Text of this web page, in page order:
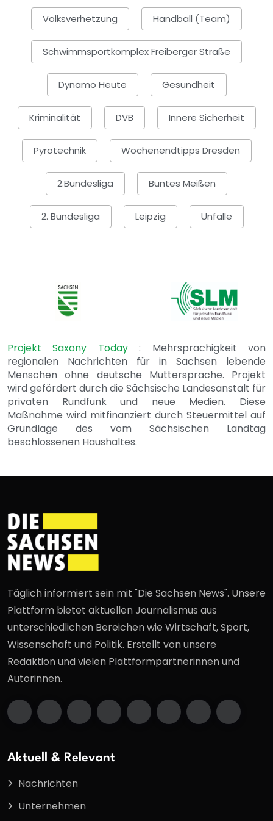
Volksverhetzung Handball (Team)
Schwimmsportkomplex Freiberger Straße
Dynamo Heute Gesundheit
Kriminalität DVB Innere Sicherheit
Pyrotechnik Wochenendtipps Dresden
2.Bundesliga Buntes Meißen
2. Bundesliga Leipzig Unfälle
Projekt Saxony Today: Mehrsprachigkeit von
regionalen Nachrichten für in Sachsen lebende
Menschen ohne deutsche Muttersprache. Projekt
wird gefördert durch die Sächsische Landesanstalt für
privaten Rundfunk und neue Medien. Diese
Maßnahme wird mitfinanziert durch Steuermittel auf
Grundlage des vom Sächsischen Landtag
beschlossenen Haushaltes.
Täglich informiert sein mit "Die Sachsen News". Unsere
Plattform bietet aktuellen Journalismus aus
unterschiedlichen Bereichen wie Wirtschaft, Sport,
Wissenschaft und Politik. Erstellt von unsere
Redaktion und vielen Plattformpartnerinnen und
Autorinnen.
Aktuell & Relevant
Nachrichten
Unternehmen